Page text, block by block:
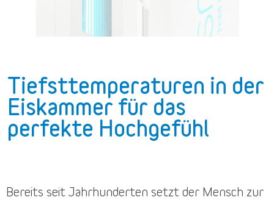
Tiefsttemperaturen in der
Eiskammer für das
perfekte Hochgefühl
Bereits seit Jahrhunderten setzt der Mensch zur